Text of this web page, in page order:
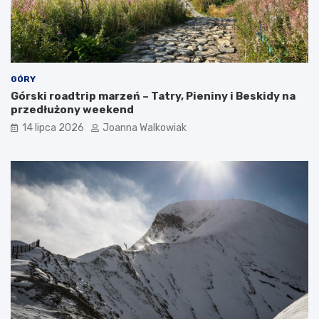
GÓRY
Górski roadtrip marzeń – Tatry, Pieniny i Beskidy na
przedłużony weekend
14 lipca 2026 Joanna Walkowiak